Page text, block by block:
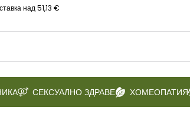
над 51,13 €
СЕКСУАЛНО ЗДРАВЕ ХОМЕОПАТИЯ